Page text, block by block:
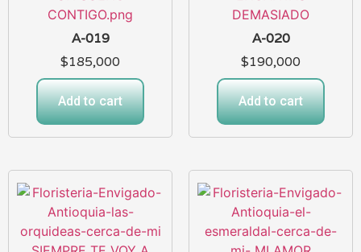
A-019
$185,000
Add to cart
A-020
$190,000
Add to cart